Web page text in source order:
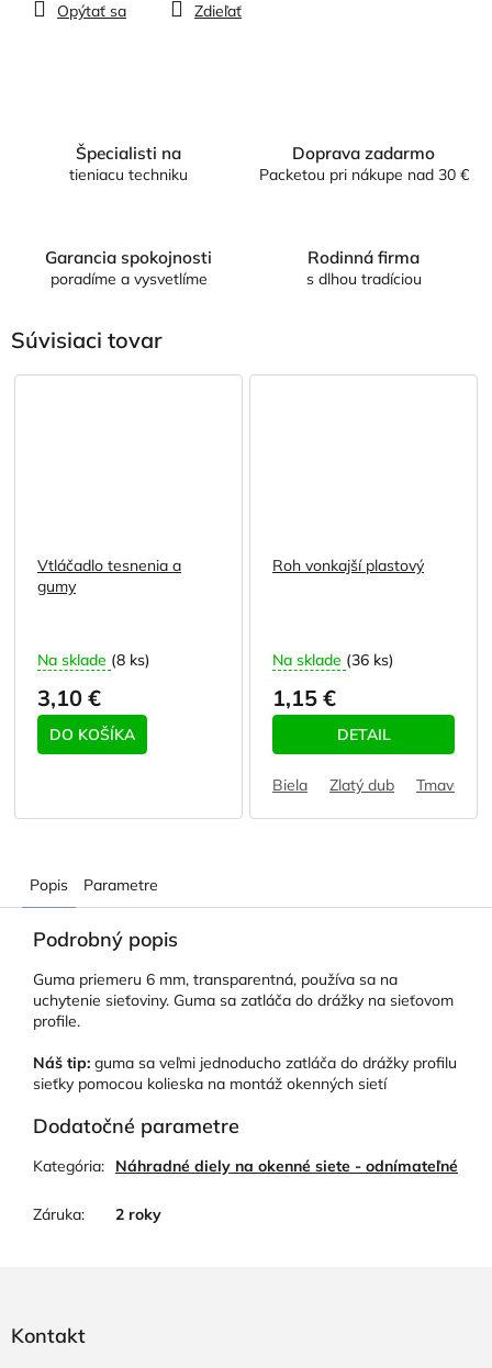
Opýtať sa Zdieľať
Špecialisti na
tieniacu techniku
Doprava zadarmo
Packetou pri nákupe nad 30 €
Garancia spokojnosti
poradíme a vysvetlíme
Rodinná firma
s dlhou tradíciou
Súvisiaci tovar
Vtláčadlo tesnenia a
gumy
Na sklade (8 ks)
3,10 €
DO KOŠÍKA
Roh vonkajší plastový
Na sklade (36 ks)
1,15 €
DETAIL
Biela Zlatý dub
Popis Parametre
Podrobný popis
Guma priemeru 6 mm, transparentná, používa sa na
uchytenie sieťoviny. Guma sa zatláča do drážky na sieťovom
profile.
Náš tip: guma sa veľmi jednoducho zatláča do drážky profilu
sieťky pomocou kolieska na montáž okenných sietí
Dodatočné parametre
Kategória: Náhradné diely na okenné siete - odnímateľné
Záruka: 2 roky
Kontakt